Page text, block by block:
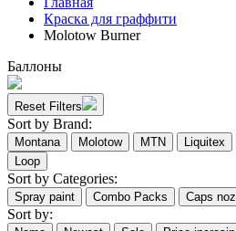
Краска для граффити
Molotow Burner
Баллоны
Reset Filters
Sort by Brand:
Montana Molotow MTN Liquitex
Loop
Sort by Categories:
Spray paint Combo Packs Caps
Sort by: